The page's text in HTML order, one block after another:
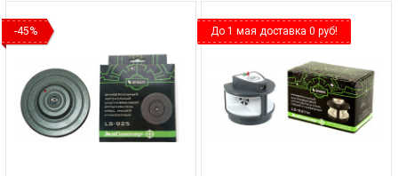
-45% До 1 мая доставка 0 руб!